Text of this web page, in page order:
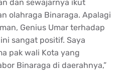
dan sewajarnya ikut
olahraga Binaraga. Apalagi
Genius Umar terhadap
sangat positif. Saya
pak wali Kota yang
Binaraga di daerahnya,”